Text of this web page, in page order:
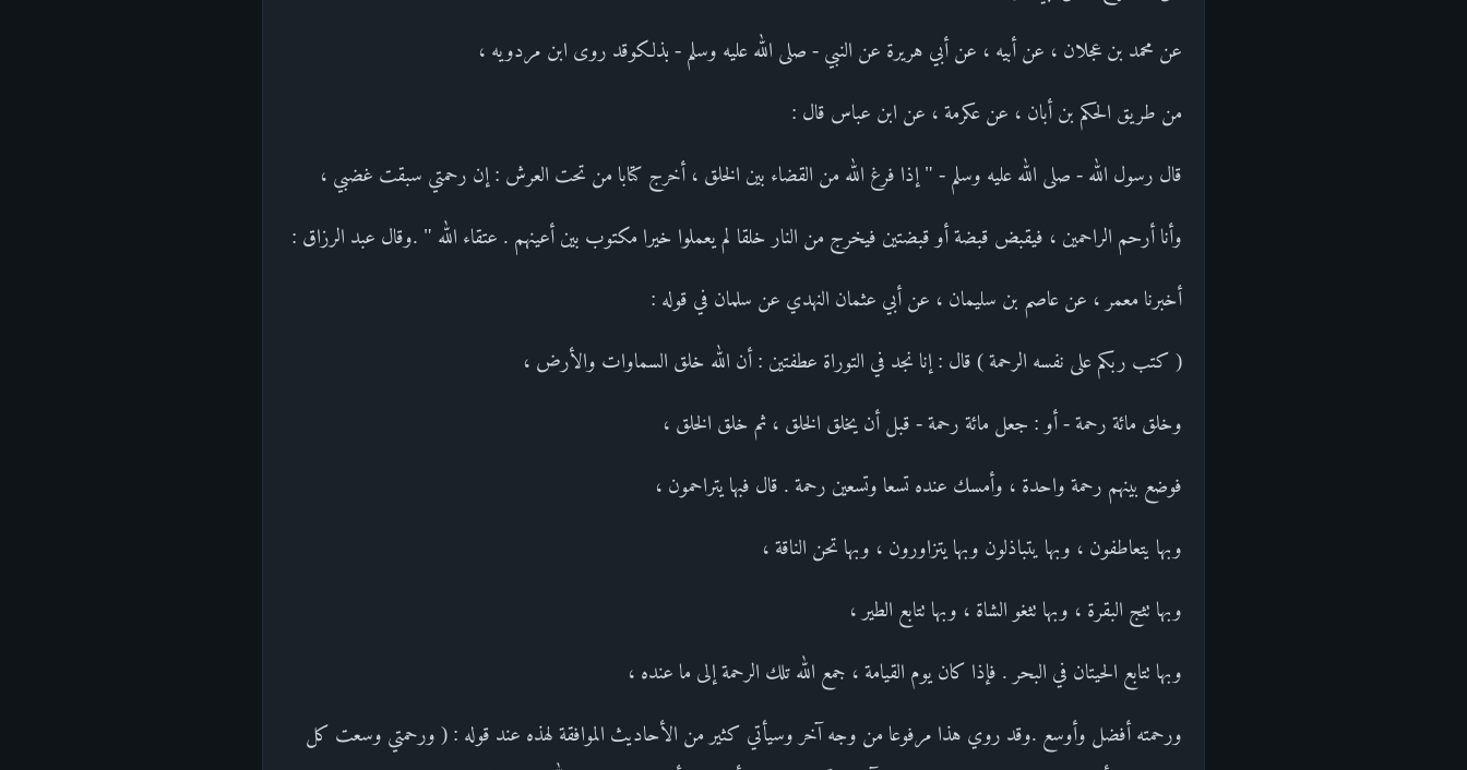
عن محمد بن عجلان ، عن أبيه ، عن أبي هريرة عن النبي - صلى الله عليه وسلم - بذلكوقد روى ابن مردويه ،
من طريق الحكم بن أبان ، عن عكرمة ، عن ابن عباس قال :
قال رسول الله - صلى الله عليه وسلم - " إذا فرغ الله من القضاء بين الخلق ، أخرج كتابا من تحت العرش : إن رحمتي سبقت غضبي ،
وأنا أرحم الراحمين ، فيقبض قبضة أو قبضتين فيخرج من النار خلقا لم يعملوا خيرا مكتوب بين أعينهم . عتقاء الله " .وقال عبد الرزاق :
أخبرنا معمر ، عن عاصم بن سليمان ، عن أبي عثمان النهدي عن سلمان في قوله :
( كتب ربكم على نفسه الرحمة ) قال : إنا نجد في التوراة عطفتين : أن الله خلق السماوات والأرض ،
وخلق مائة رحمة - أو : جعل مائة رحمة - قبل أن يخلق الخلق ، ثم خلق الخلق ،
فوضع بينهم رحمة واحدة ، وأمسك عنده تسعا وتسعين رحمة . قال فبها يتراحمون ،
وبها يتعاطفون ، وبها يتباذلون وبها يتزاورون ، وبها تحن الناقة ،
وبها تثج البقرة ، وبها تثغو الشاة ، وبها تتابع الطير ،
وبها تتابع الحيتان في البحر . فإذا كان يوم القيامة ، جمع الله تلك الرحمة إلى ما عنده ،
ورحمته أفضل وأوسع .وقد روي هذا مرفوعا من وجه آخر وسيأتي كثير من الأحاديث الموافقة لهذه عند قوله : ( ورحمتي وسعت كل